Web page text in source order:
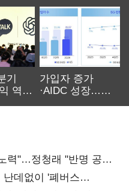
기
역대
가입자 증가
·AIDC 성장…
력"…정청래 "반명 공세
데없이 '폐버스